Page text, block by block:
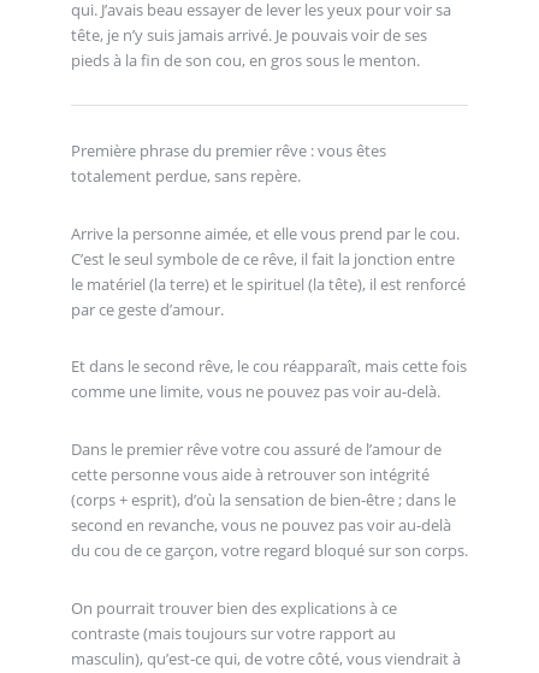
qui. J’avais beau essayer de lever les yeux pour voir sa
tête, je n’y suis jamais arrivé. Je pouvais voir de ses
pieds à la fin de son cou, en gros sous le menton.
Première phrase du premier rêve : vous êtes
totalement perdue, sans repère.
Arrive la personne aimée, et elle vous prend par le cou.
C’est le seul symbole de ce rêve, il fait la jonction entre
le matériel (la terre) et le spirituel (la tête), il est renforcé
par ce geste d’amour.
Et dans le second rêve, le cou réapparaît, mais cette fois
comme une limite, vous ne pouvez pas voir au-delà.
Dans le premier rêve votre cou assuré de l’amour de
cette personne vous aide à retrouver son intégrité
(corps + esprit), d’où la sensation de bien-être ; dans le
second en revanche, vous ne pouvez pas voir au-delà
du cou de ce garçon, votre regard bloqué sur son corps.
On pourrait trouver bien des explications à ce
contraste (mais toujours sur votre rapport au
masculin), qu’est-ce qui, de votre côté, vous viendrait à